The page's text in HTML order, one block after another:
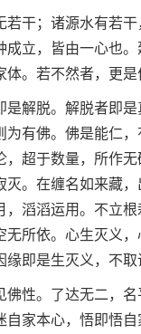
若干；诸源水有若
立，皆由一心也
。若不然者，更是
是解脱。解脱者即
为有佛。佛是能仁
，超于数量，所作
灭。在缠名如来藏
，滔滔运用。不立
无所依。心生灭义
即是生灭义，不取
佛性。了达无二，
自家本心，悟即悟